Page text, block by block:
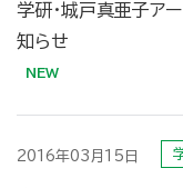
学研・城戸真亜子ア
知らせ
2016年03月15日